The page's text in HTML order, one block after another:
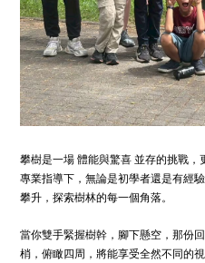
攀樹是一場 體能與驚喜 並存的挑戰
專業指導下，無論是初學者還是有經
攀升，探索樹林的每一個角落。
當你雙手緊握樹幹，腳下懸空，那份
梢，俯瞰四周，將能享受全然不同的